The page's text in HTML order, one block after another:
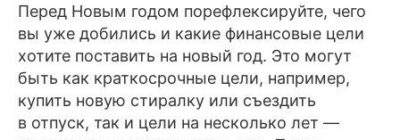
Перед Новым годом порефлексируйте, чего
вы уже добились и какие финансовые цели
хотите поставить на новый год. Это могут
быть как краткосрочные цели, например,
купить новую стиралку или съездить
в отпуск, так и цели на несколько лет —